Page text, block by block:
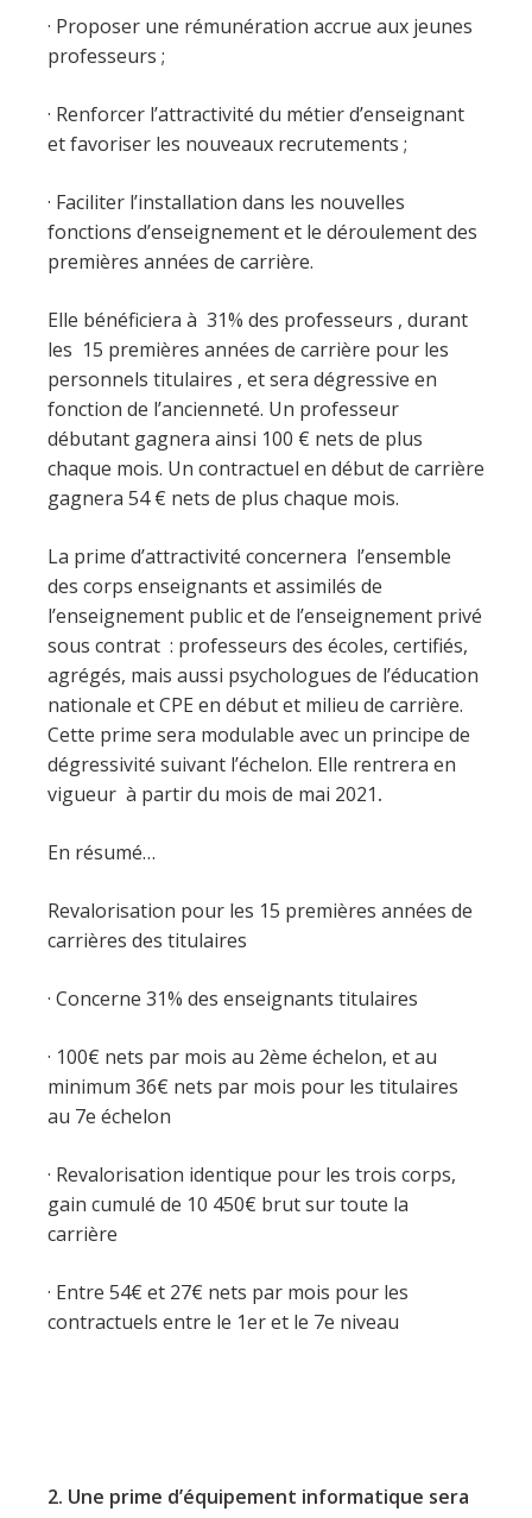
· Proposer une rémunération accrue aux jeunes
professeurs ;
· Renforcer l’attractivité du métier d’enseignant
et favoriser les nouveaux recrutements ;
· Faciliter l’installation dans les nouvelles
fonctions d’enseignement et le déroulement des
premières années de carrière.
Elle bénéficiera à 31% des professeurs , durant
les 15 premières années de carrière pour les
personnels titulaires , et sera dégressive en
fonction de l’ancienneté. Un professeur
débutant gagnera ainsi 100 € nets de plus
chaque mois. Un contractuel en début de carrière
gagnera 54 € nets de plus chaque mois.
La prime d’attractivité concernera l’ensemble
des corps enseignants et assimilés de
l’enseignement public et de l’enseignement privé
sous contrat : professeurs des écoles, certifiés,
agrégés, mais aussi psychologues de l’éducation
nationale et CPE en début et milieu de carrière.
Cette prime sera modulable avec un principe de
dégressivité suivant l’échelon. Elle rentrera en
vigueur à partir du mois de mai 2021.
En résumé…
Revalorisation pour les 15 premières années de
carrières des titulaires
· Concerne 31% des enseignants titulaires
· 100€ nets par mois au 2ème échelon, et au
minimum 36€ nets par mois pour les titulaires
au 7e échelon
· Revalorisation identique pour les trois corps,
gain cumulé de 10 450€ brut sur toute la
carrière
· Entre 54€ et 27€ nets par mois pour les
contractuels entre le 1er et le 7e niveau
2. Une prime d’équipement informatique sera